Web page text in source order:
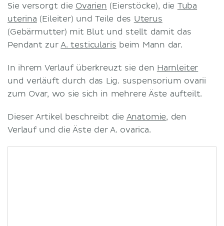
Sie versorgt die Ovarien (Eierstöcke), die Tuba
uterina (Eileiter) und Teile des Uterus
(Gebärmutter) mit Blut und stellt damit das
Pendant zurA. testicularis beim Mann dar.
In ihrem Verlauf überkreuzt sie den Harnleiter
und verläuft durch das Lig. suspensorium ovarii
zum Ovar, wo sie sich in mehrere Äste aufteilt.
Dieser Artikel beschreibt die Anatomie, den
Verlauf und die Äste der A. ovarica.